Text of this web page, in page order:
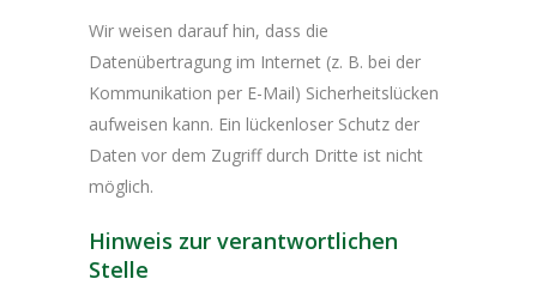
Wir weisen darauf hin, dass die
Datenübertragung im Internet (z. B. bei der
Kommunikation per E-Mail) Sicherheitslücken
aufweisen kann. Ein lückenloser Schutz der
Daten vor dem Zugriff durch Dritte ist nicht
möglich.
Hinweis zur verantwortlichen
Stelle